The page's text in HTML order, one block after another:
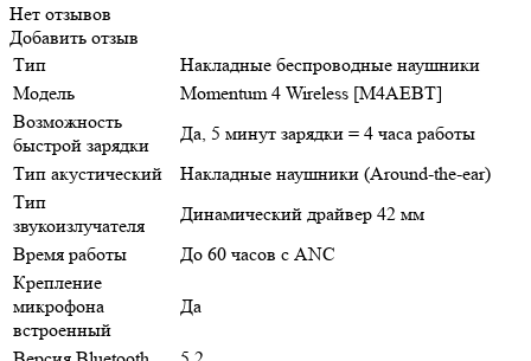
Нет отзывов
Добавить отзыв
Тип
Накладные беспроводные наушники
Модель
Momentum 4 Wireless [M4AEBT]
Возможность
быстрой зарядки
Да, 5 минут зарядки = 4 часа работы
Тип акустический
Накладные наушники (Around-the-ear)
Тип
звукоизлучателя
Динамический драйвер 42 мм
Время работы
До 60 часов с ANC
Крепление
микрофона
встроенный
Да